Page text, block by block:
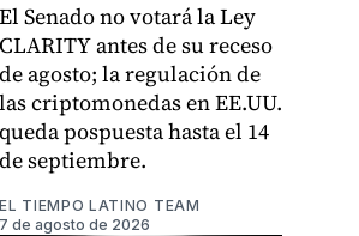
El Senado no votará la Ley
CLARITY antes de su receso
de agosto; la regulación de
las criptomonedas en EE.UU.
queda pospuesta hasta el 14
de septiembre.
EL TIEMPO LATINO TEAM
7 de agosto de 2026